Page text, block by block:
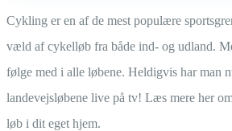
Cykling er en af de mest populære
væld af cykelløb fra både ind- og udland.
følge med i alle løbene. Heldigvis har man
landevejsløbene live på tv! Læs mere her
løb i dit eget hjem.